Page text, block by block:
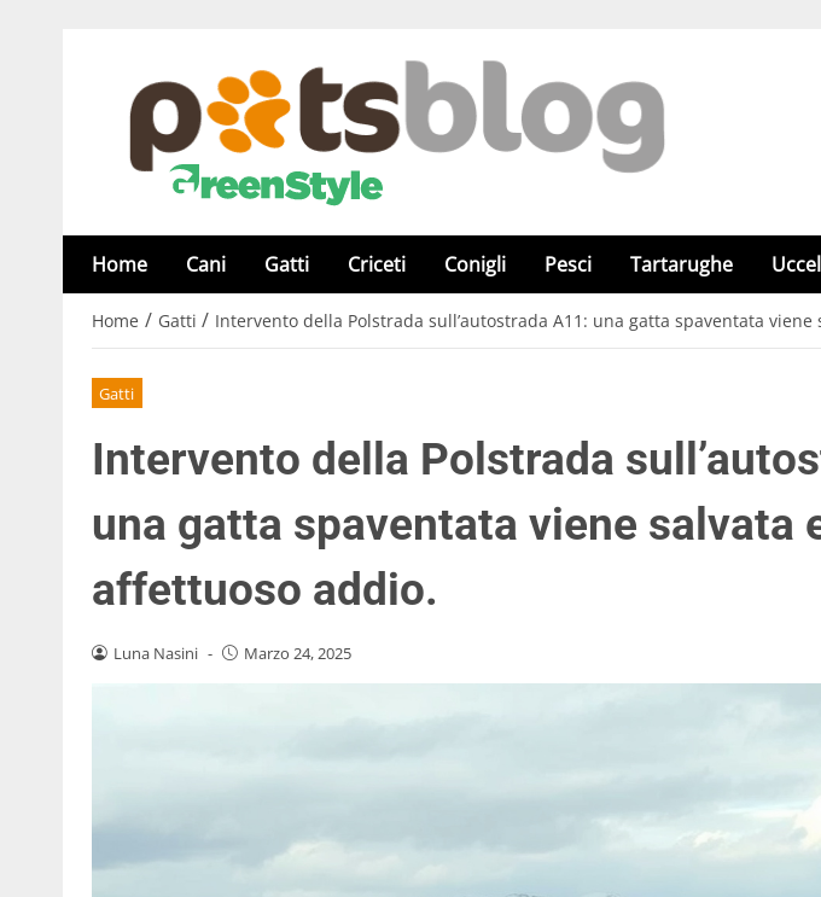
Home Cani Gatti Criceti Conigli Pesci Tartarughe
Home / Gatti / Intervento della Polstrada sull’autostrada A11: una gatta spaventata
Gatti
Intervento della Polstrada
una gatta spaventata viene salvata
affettuoso addio.
Luna Nasini - Marzo 24, 2025